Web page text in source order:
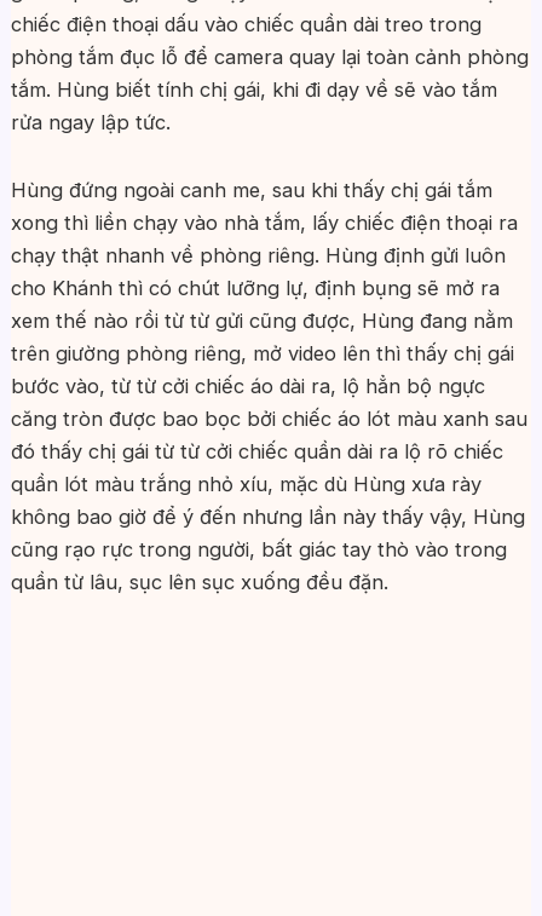
chiếc điện thoại dấu vào chiếc quần dài treo trong
phòng tắm đục lỗ để camera quay lại toàn cảnh phòng
tắm. Hùng biết tính chị gái, khi đi dạy về sẽ vào tắm
rửa ngay lập tức.
Hùng đứng ngoài canh me, sau khi thấy chị gái tắm
xong thì liền chạy vào nhà tắm, lấy chiếc điện thoại ra
chạy thật nhanh về phòng riêng. Hùng định gửi luôn
cho Khánh thì có chút lưỡng lự, định bụng sẽ mở ra
xem thế nào rồi từ từ gửi cũng được, Hùng đang nằm
trên giường phòng riêng, mở video lên thì thấy chị gái
bước vào, từ từ cởi chiếc áo dài ra, lộ hẳn bộ ngực
căng tròn được bao bọc bởi chiếc áo lót màu xanh sau
đó thấy chị gái từ từ cởi chiếc quần dài ra lộ rõ chiếc
quần lót màu trắng nhỏ xíu, mặc dù Hùng xưa rày
không bao giờ để ý đến nhưng lần này thấy vậy, Hùng
cũng rạo rực trong người, bất giác tay thò vào trong
quần từ lâu, sục lên sục xuống đều đặn.